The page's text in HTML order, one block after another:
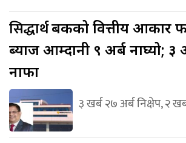
सिद्धार्थबैंकको वित्तीय आकार
ब्याज आम्दानी ९ अर्ब नाघ्यो; ३
नाफा
३ खर्ब २७ अर्ब निक्षेप, २